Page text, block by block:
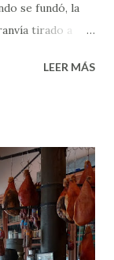
se fundó, la
tirado a
que se
allí es
abrir una caja
Hay que estar
el
bordó, la
LEER MÁS